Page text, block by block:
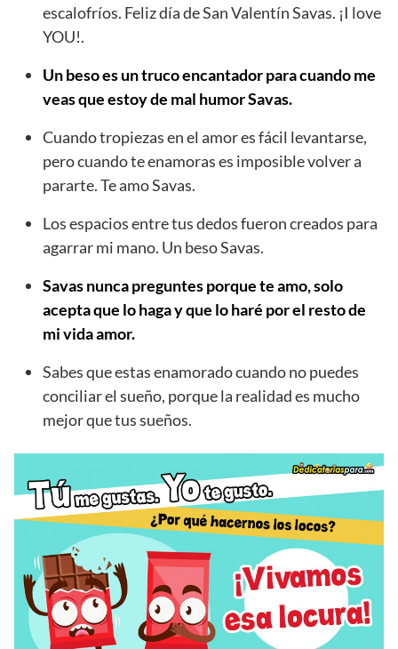
escalofríos. Feliz día de San Valentín Savas. ¡I love
YOU!.
Un beso es un truco encantador para cuando me
veas que estoy de mal humor Savas.
Cuando tropiezas en el amor es fácil levantarse,
pero cuando te enamoras es imposible volver a
pararte. Te amo Savas.
Los espacios entre tus dedos fueron creados para
agarrar mi mano. Un beso Savas.
Savas nunca preguntes porque te amo, solo
acepta que lo haga y que lo haré por el resto de
mi vida amor.
Sabes que estas enamorado cuando no puedes
conciliar el sueño, porque la realidad es mucho
mejor que tus sueños.